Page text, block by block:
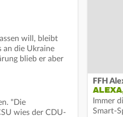
will, bleibt
an die Ukraine
blieb er aber
"Die
wies der CDU-
FFH
Immer
Smart-